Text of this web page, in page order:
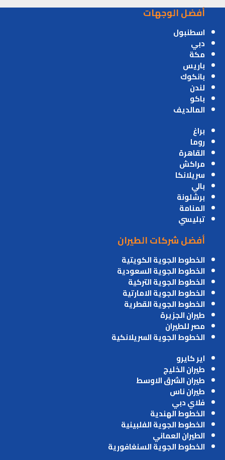
أفضل الوجهات
اسطنبول
دبي
مكة
باريس
بانكوك
لندن
باكو
المالديف
براغ
روما
القاهرة
مراكش
سريلانكا
بالي
برشلونة
المنامة
تبليسي
أفضل شركات الطيران
الخطوط الجوية الكويتية
الخطوط الجوية السعودية
الخطوط الجوية التركية
الخطوط الجوية الامارتية
الخطوط الجوية القطرية
طيران الجزيرة
مصر للطيران
الخطوط الجوية السريلانكية
اير كايرو
طيران الخليج
طيران الشرق الاوسط
طيران ناس
فلاي دبي
الخطوط الهندية
الخطوط الجوية الفلبينية
الطيران العماني
الخطوط الجوية السنغافورية